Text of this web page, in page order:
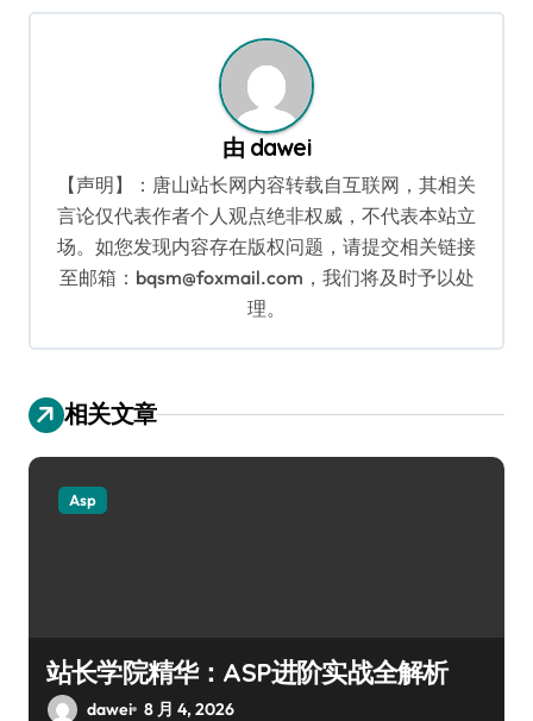
航
由 dawei
【声明】：唐山站长网内容转载自互联网，其相关
言论仅代表作者个人观点绝非权威，不代表本站立
场。如您发现内容存在版权问题，请提交相关链接
至邮箱：bqsm@foxmail.com，我们将及时予以处
理。
相关文章
Asp
站长学院精华：ASP进阶实战全解析
dawei 8 月 4, 2026